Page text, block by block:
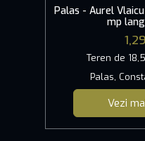
Palas - Aurel
mp
Teren de
Palas,
Vezi